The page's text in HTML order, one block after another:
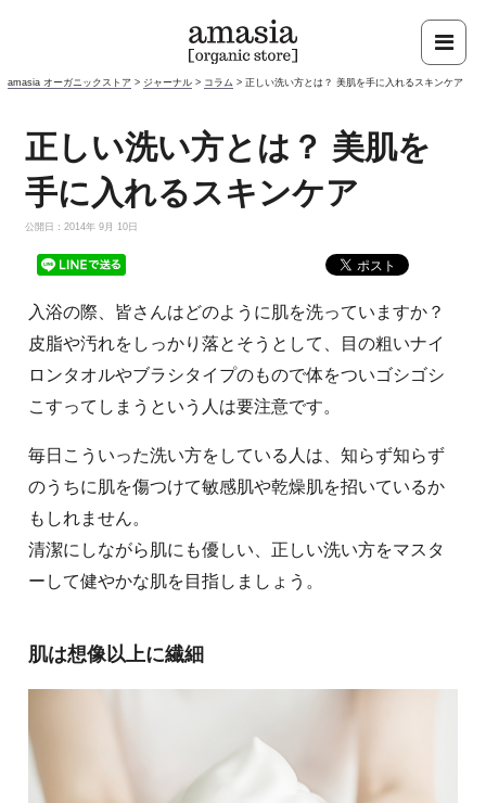
amasia オーガニックストア > ジャーナル > コラム >正しい洗い方とは？ 美肌を手に入れるスキンケア
正しい洗い方とは？ 美肌を
手に入れるスキンケア
公開日：2014年 9月 10日
入浴の際、皆さんはどのように肌を洗っていますか？
皮脂や汚れをしっかり落とそうとして、目の粗いナイ
ロンタオルやブラシタイプのもので体をついゴシゴシ
こすってしまうという人は要注意です。
毎日こういった洗い方をしている人は、知らず知らず
のうちに肌を傷つけて敏感肌や乾燥肌を招いているか
もしれません。
清潔にしながら肌にも優しい、正しい洗い方をマスタ
ーして健やかな肌を目指しましょう。
肌は想像以上に繊細